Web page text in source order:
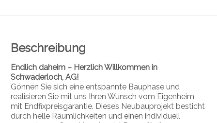
Beschreibung
Endlich daheim – Herzlich Willkommen in
Schwaderloch, AG!
Gönnen Sie sich eine entspannte Bauphase und
realisieren Sie mit uns Ihren Wunsch vom Eigenheim
mit Endfixpreisgarantie. Dieses Neubauprojekt besticht
durch helle Räumlichkeiten und einen individuell